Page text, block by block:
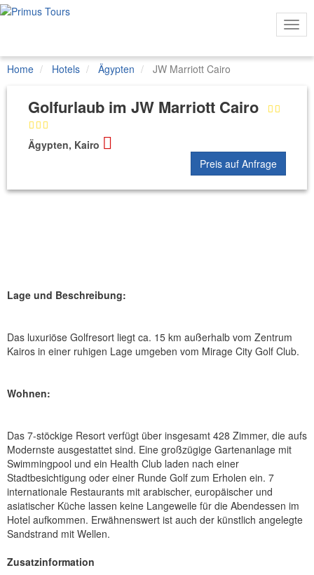
Home Hotels Ägypten JW Marriott Cairo
Golfurlaub im JW Marriott Cairo
Ägypten, Kairo
Preis auf Anfrage
Lage und Beschreibung:
Das luxuriöse Golfresort liegt ca. 15 km außerhalb vom Zentrum
Kairos in einer ruhigen Lage umgeben vom Mirage City Golf Club.
Wohnen:
Das 7-stöckige Resort verfügt über insgesamt 428 Zimmer, die aufs
Modernste ausgestattet sind. Eine großzügige Gartenanlage mit
Swimmingpool und ein Health Club laden nach einer
Stadtbesichtigung oder einer Runde Golf zum Erholen ein. 7
internationale Restaurants mit arabischer, europäischer und
asiatischer Küche lassen keine Langeweile für die Abendessen im
Hotel aufkommen. Erwähnenswert ist auch der künstlich angelegte
Sandstrand mit Wellen.
Zusatzinformation